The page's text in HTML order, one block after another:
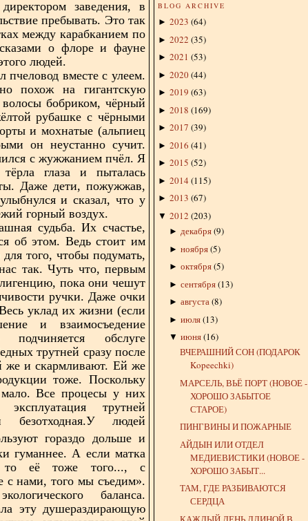
заведения, в
пребывать. Это так
между карабканием по
о флоре и фауне
людей.
вместе с улеем.
похож на гигантскую
бобриком, чёрный
рубашке с чёрными
и мохнатые (альпиец
он неустанно сучит.
с жужжанием пчёл. Я
глаза и пыталась
Даже дети, пожужжав,
и сказал, что у
горный воздух.
судьба. Их счастье,
об этом. Ведь стоит им
того, чтобы подумать,
так. Чуть что, первым
пока они чешут
ручки. Даже очки
уклад их жизни (если
и взаимосъедение
обслуге
трутней сразу после
же и скармливают. Ей же
тоже. Поскольку
Все процесы у них
трутней
безотходная.У людей
гораздо дольше и
гуманнее. А если матка
то её тоже того..., с
с нами, того мы съедим».
баланса.
эту душераздирающую
BLOG ARCHIVE
► 2023 (64)
► 2022 (35)
► 2021 (53)
► 2020(44)
► 2019 (63)
► 2018 (169)
► 2017 (39)
► 2016 (41)
► 2015 (52)
► 2014 (115)
► 2013 (67)
▼ 2012 (203)
► декабря(9)
► ноября(5)
► октября(5)
► сентября(13)
► августа(8)
► июля(13)
▼ июня(16)
ВЧЕРАШНИЙ СОН (ПОДАРОК
Kopeechki)
МАРСЕЛЬ, ВЬЁ ПОРТ (НОВОЕ -
ХОРОШО ЗАБЫТОЕ
СТАРОЕ)
ПИНГВИНЫ И ПОЖАРНЫЕ
АЙДЫН ИЛИ ОТДЕЛ
МЕДИЕВИСТИКИ (НОВОЕ -
ХОРОШО ЗАБЫТ...
ТАМ, ГДЕ РАЗБИВАЮТСЯ
СЕРДЦА